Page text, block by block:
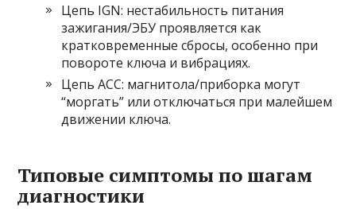
Цепь IGN: нестабильность питания
зажигания/ЭБУ проявляется как
кратковременные сбросы, особенно при
повороте ключа и вибрациях.
Цепь ACC: магнитола/приборка могут
“моргать” или отключаться при малейшем
движении ключа.
Типовые симптомы по шагам
диагностики